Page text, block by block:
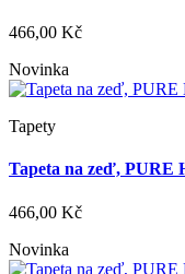
466,00 Kč
Novinka
Tapety
Tapeta na zeď, PURE
466,00 Kč
Novinka